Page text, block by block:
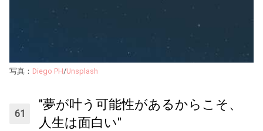
写真： Diego PH/Unsplash
"夢が叶う可能性があるからこそ、
人生は面白い"